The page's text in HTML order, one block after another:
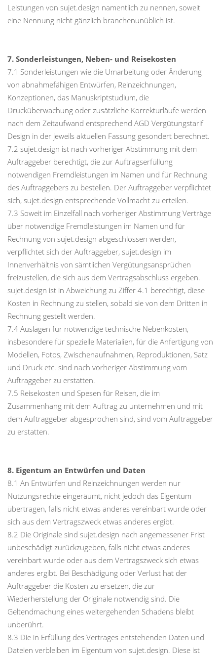
Leistungen von sujet.design namentlich zu nennen, soweit
eine Nennung nicht gänzlich branchenunüblich ist.
7. Sonderleistungen, Neben- und Reisekosten
7.1 Sonderleistungen wie die Umarbeitung oder Änderung
von abnahmefähigen Entwürfen, Reinzeichnungen,
Konzeptionen, das Manuskriptstudium, die
Drucküberwachung oder zusätzliche Korrekturläufe werden
nach dem Zeitaufwand entsprechend AGD Vergütungstarif
Design in der jeweils aktuellen Fassung gesondert berechnet.
7.2 sujet.design ist nach vorheriger Abstimmung mit dem
Auftraggeber berechtigt, die zur Auftragserfüllung
notwendigen Fremdleistungen im Namen und für Rechnung
des Auftraggebers zu bestellen. Der Auftraggeber verpflichtet
sich, sujet.design entsprechende Vollmacht zu erteilen.
7.3 Soweit im Einzelfall nach vorheriger Abstimmung Verträge
über notwendige Fremdleistungen im Namen und für
Rechnung von sujet.design abgeschlossen werden,
verpflichtet sich der Auftraggeber, sujet.design im
Innenverhältnis von sämtlichen Vergütungsansprüchen
freizustellen, die sich aus dem Vertragsabschluss ergeben.
sujet.design ist in Abweichung zu Ziffer 4.1 berechtigt, diese
Kosten in Rechnung zu stellen, sobald sie von dem Dritten in
Rechnung gestellt werden.
7.4 Auslagen für notwendige technische Nebenkosten,
insbesondere für spezielle Materialien, für die Anfertigung von
Modellen, Fotos, Zwischenaufnahmen, Reproduktionen, Satz
und Druck etc. sind nach vorheriger Abstimmung vom
Auftraggeber zu erstatten.
7.5 Reisekosten und Spesen für Reisen, die im
Zusammenhang mit dem Auftrag zu unternehmen und mit
dem Auftraggeber abgesprochen sind, sind vom Auftraggeber
zu erstatten.
8. Eigentum an Entwürfen und Daten
8.1 An Entwürfen und Reinzeichnungen werden nur
Nutzungsrechte eingeräumt, nicht jedoch das Eigentum
übertragen, falls nicht etwas anderes vereinbart wurde oder
sich aus dem Vertragszweck etwas anderes ergibt.
8.2 Die Originale sind sujet.design nach angemessener Frist
unbeschädigt zurückzugeben, falls nicht etwas anderes
vereinbart wurde oder aus dem Vertragszweck sich etwas
anderes ergibt. Bei Beschädigung oder Verlust hat der
Auftraggeber die Kosten zu ersetzen, die zur
Wiederherstellung der Originale notwendig sind. Die
Geltendmachung eines weitergehenden Schadens bleibt
unberührt.
8.3 Die in Erfüllung des Vertrages entstehenden Daten und
Dateien verbleiben im Eigentum von sujet.design. Diese ist